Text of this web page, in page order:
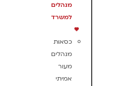
מנהלים
למשרד
כסאות
מנהלים
מעור
אמיתי